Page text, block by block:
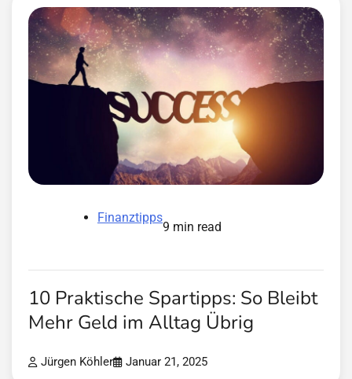
Finanztipps
9 min read
10 Praktische Spartipps: So Bleibt
Mehr Geld im Alltag Übrig
Jürgen Köhler Januar 21, 2025